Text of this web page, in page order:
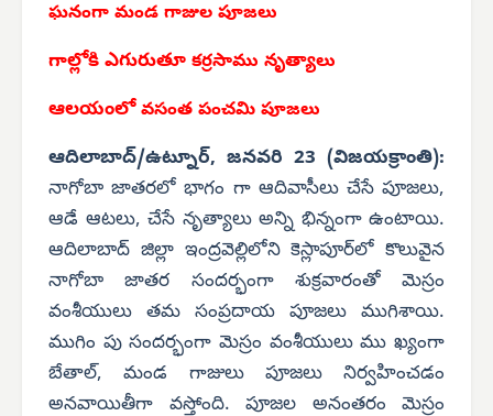
ఘనంగా మండ గాజుల పూజలు
గాల్లోకి ఎగురుతూ కర్రసాము నృత్యాలు
ఆలయంలోవసంత పంచమి పూజలు
ఆదిలాబాద్/ఉట్నూర్, జనవరి 23 (విజయక్రాంతి):
నాగోబా జాతరలో భాగం గా ఆదివాసీలు చేసే పూజలు,
ఆడే ఆటలు, చేసే నృత్యాలు అన్ని భిన్నంగా ఉంటాయి.
ఆదిలాబాద్ జిల్లా ఇంద్రవెల్లిలోని కెస్లాపూర్‌లో కొలువైన
నాగోబా జాతర సందర్భంగా శుక్రవారంతో మెస్రం
వంశీయులు తమ సంప్రదాయ పూజలు ముగిశాయి.
ముగిం పు సందర్భంగా మెస్రం వంశీయులు ము ఖ్యంగా
బేతాల్, మండ గాజులు పూజలు నిర్వహించడం
అనవాయితీగా వస్తోంది. పూజల అనంతరం మెస్రం